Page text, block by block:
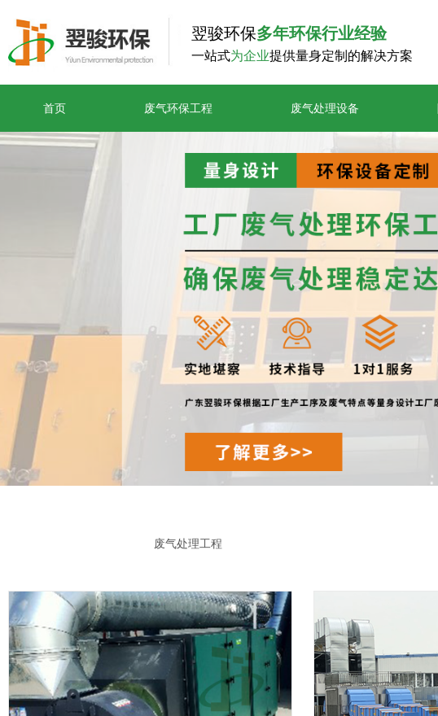
首页 废气环保工程 废气处理设备
翌骏环保多年环保行业经验
一站式为企业提供量身定制的解决方案
废气处理工程